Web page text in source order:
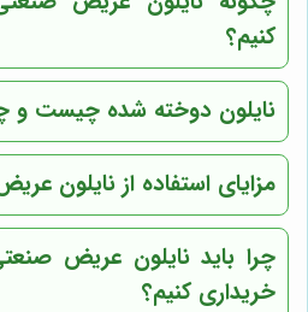
کنیم؟
نایلون دوخته شده چیست و
مزایای استفاده از نایلون
چرا باید نایلون عریض
خریداری کنیم؟